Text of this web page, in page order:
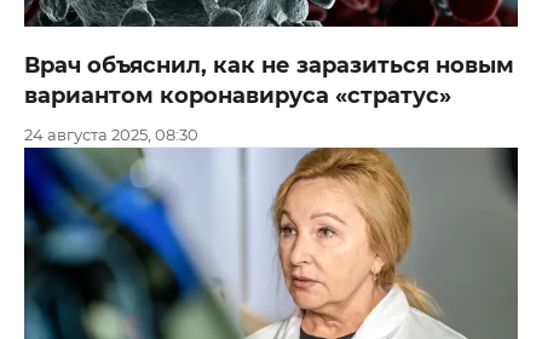
Врач объяснил, как не заразиться новым
вариантом коронавируса «стратус»
24 августа 2025, 08:30